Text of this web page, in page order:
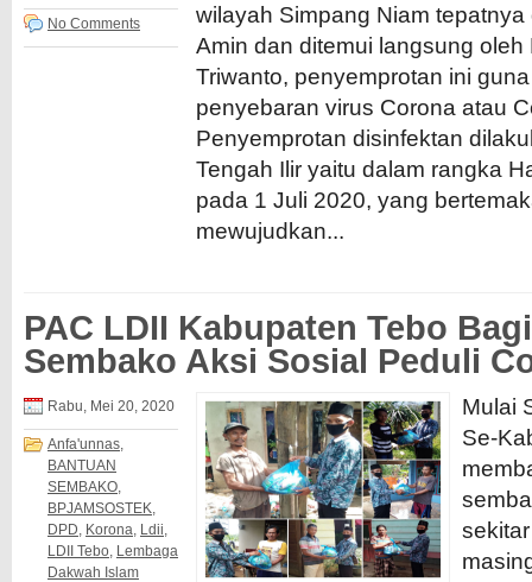
No Comments
wilayah Simpang Niam tepatnya
Amin dan ditemui langsung
Triwanto, penyemprotan ini
penyebaran virus Corona atau
Penyemprotan disinfektan
Tengah Ilir yaitu dalam rangka
pada 1 Juli 2020, yang
mewujudkan...
PAC LDII Kabupaten Tebo
Sembako Aksi Sosial Peduli
Rabu, Mei 20, 2020
Anfa'unnas
BANTUAN
SEMBAKO
BPJAMSOSTEK
DPD Korona Ldii
LDII Tebo Lembaga
Dakwah Islam
Mulai
Se-